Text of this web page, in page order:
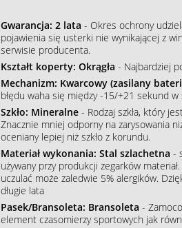
Gwarancja: 2 lata - Okres ochrony
pojawienia się usterki nie wynikającej z
serwisie producenta.
Kształt koperty: Okrągła - Najbardziej
Mechanizm: Kwarcowy (zasilany
błędu waha się między -15/+21 sekund w
Szkło: Mineralne- Rodzaj szkła, który
Znacznie mniej odporny na zarysowania
oceniany lepiej niż szkło z korundu.
Materiał wykonania: Stal szlachetna -
używany przy produkcji zegarków
uczulać może zaledwie 5% alergików.
długie lata
Pasek/Bransoleta: Bransoleta -
element czasomierzy sportowych jak